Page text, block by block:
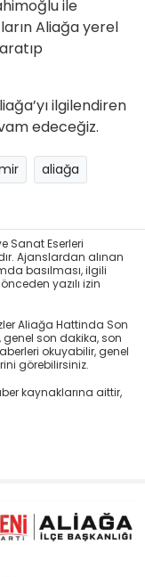
ile
Aliağa yerel
ilgilendiren
edeceğiz.
aliağa
Sanat Eserleri
Ajanslardan alınan
basılması, ilgili
yazılı izin
Aliağa Hattinda Son
son dakika, son
okuyabilir, genel
görebilirsiniz.
kaynaklarına aittir,